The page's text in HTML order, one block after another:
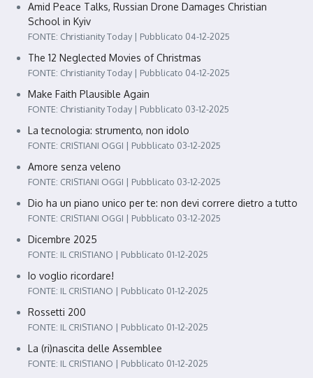
Amid Peace Talks, Russian Drone Damages Christian
School in Kyiv
FONTE: Christianity Today Pubblicato 04-12-2025
The 12 Neglected Movies of Christmas
FONTE: Christianity Today Pubblicato 04-12-2025
Make Faith Plausible Again
FONTE: Christianity Today Pubblicato 03-12-2025
La tecnologia: strumento, non idolo
FONTE: CRISTIANI OGGI Pubblicato 03-12-2025
Amore senza veleno
FONTE: CRISTIANI OGGI Pubblicato 03-12-2025
Dio ha un piano unico per te: non devi correre dietro a tutto
FONTE: CRISTIANI OGGI Pubblicato 03-12-2025
Dicembre 2025
FONTE: IL CRISTIANO Pubblicato 01-12-2025
Io voglio ricordare!
FONTE: IL CRISTIANO Pubblicato 01-12-2025
Rossetti 200
FONTE: IL CRISTIANO Pubblicato 01-12-2025
La (ri)nascita delle Assemblee
FONTE: IL CRISTIANO Pubblicato 01-12-2025